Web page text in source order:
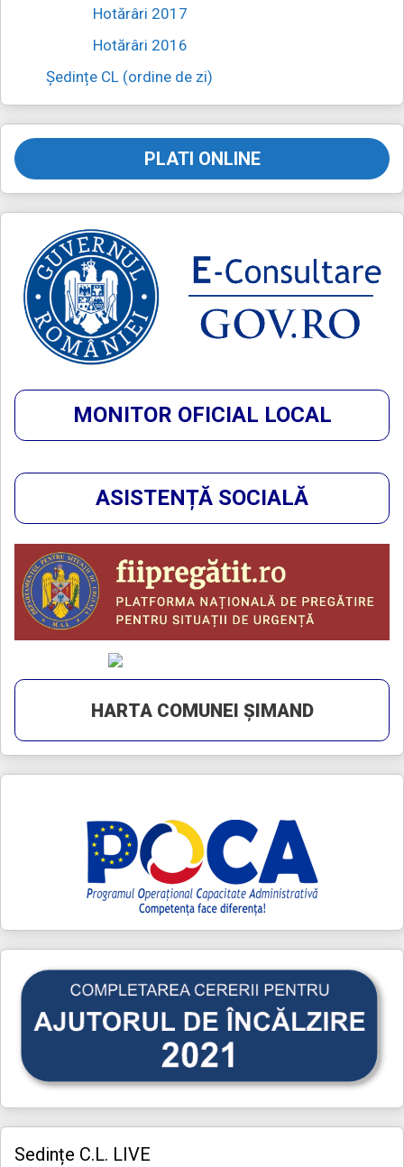
Hotărâri 2017
Hotărâri 2016
Ședințe CL (ordine de zi)
PLATI ONLINE
MONITOR OFICIAL LOCAL
ASISTENȚĂ SOCIALĂ
HARTA COMUNEI ȘIMAND
Sedințe C.L. LIVE